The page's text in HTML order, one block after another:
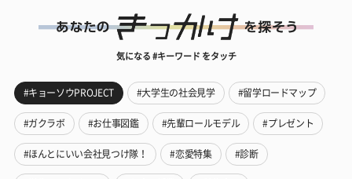
気になる #キーワード をタッチ
#キョーソウPROJECT #大学生の社会見学 #留学ロードマップ
#ガクラボ #お仕事図鑑 #先輩ロールモデル #プレゼント
#ほんとにいい会社見つけ隊！ #恋愛特集 #診断